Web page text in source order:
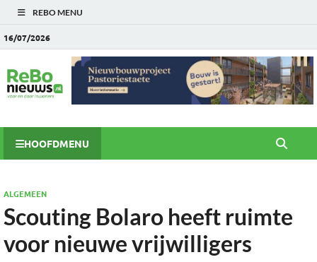
REBO MENU
16/07/2026
HOOFDMENU
ALGEMEEN
Scouting Bolaro heeft ruimte
voor nieuwe vrijwilligers